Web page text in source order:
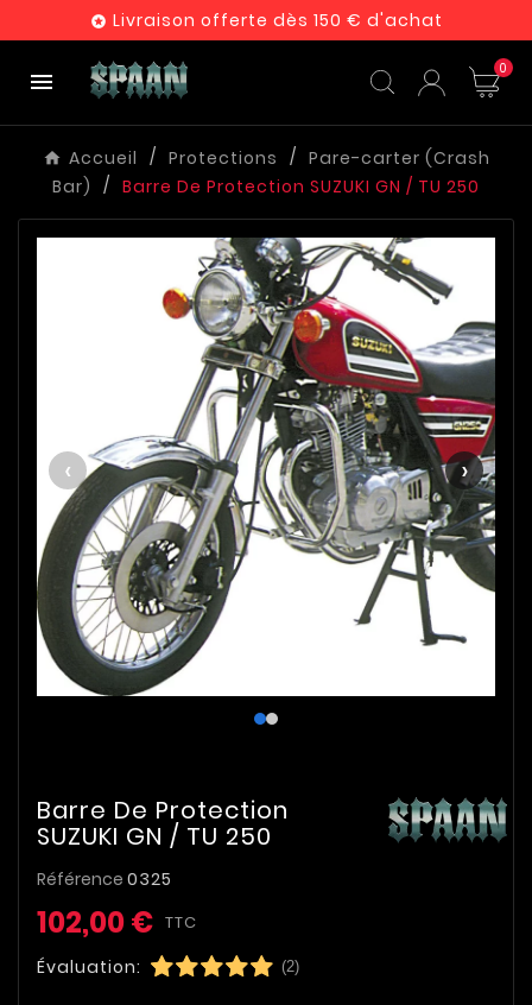
 Livraison offerte dès 150 € d'achat
 0
Accueil Protections
Pare-carter (Crash
Bar)
Barre De Protection SUZUKI GN / TU 250
‹ ›
Barre De Protection
SUZUKI GN / TU 250
Référence 0325
102,00 € TTC
Évaluation: (2)